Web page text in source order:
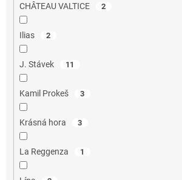
CHÂTEAU VALTICE 2
Ilias 2
J. Stávek 11
Kamil Prokeš 3
Krásná hora 3
La Reggenza 1